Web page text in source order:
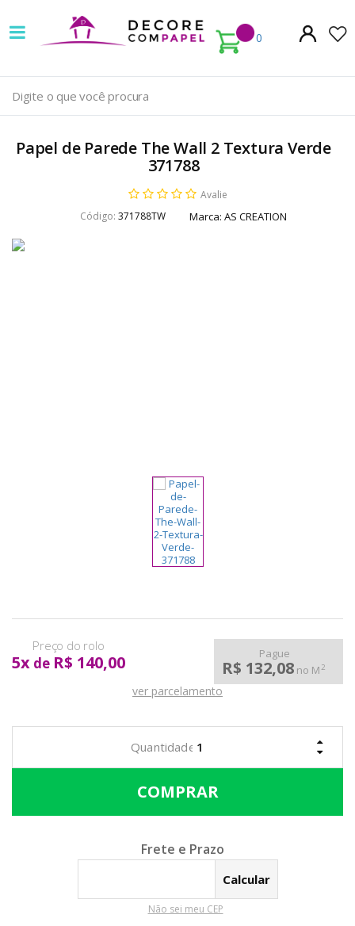
0
Decore
com
papel
é
pioneira
venda
Papel de Parede The Wall 2 Textura Verde
371788
Avalie
Código: 371788TW Marca: AS CREATION
5x de R$ 140,00 Pague
R$ 132,08 no M2
ver parcelamento
Calcular o Frete
Não sei meu CEP